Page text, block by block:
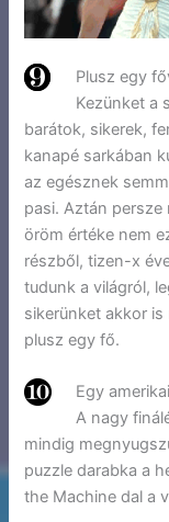
Plusz egy
Kezünket a
barátok, sikerek,
kanapé sarkában
az egésznek
pasi. Aztán persze
öröm értéke nem
részből, tizen-x
tudunk a világról,
sikerünket akkor is
plusz egy fő.
Egy
A nagy
mindig
puzzle darabka a
the Machine dal a